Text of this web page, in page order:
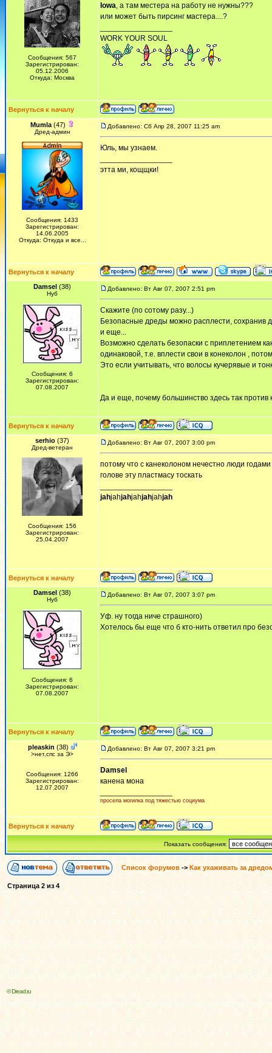
Сообщения: 567
Зарегистрирован:
05.12.2006
Откуда: Москва
Iowa, а там местера на работу не нужны???
или может быть пирсинг мастера....?
WORK YOUR SOUL
Вернуться к началу
Mumla (47)
Дред-админ
Сообщения: 1433
Зарегистрирован:
14.06.2005
Откуда: Откуда и все...
Добавлено: Сб Апр 28, 2007 11:25 am
Юль, мы узнаем.
этта ми, кощщки!
Вернуться к началу
Damsel (38)
Нуб
Сообщения: 6
Зарегистрирован:
07.08.2007
Добавлено: Вт Авг 07, 2007 2:51 pm
Скажите (по сотому разу...)
Безопасные дреды можно расплести, сохранив
и еще...
Возможно сделать безопаски с приплетением
одинаковой, т.е. вплести свои в конеколон ,
Это если учитывать, что волосы кучерявые и
Да и еще, почему большинство здесь так против
Вернуться к началу
serhio (37)
Дред-ветеран
Сообщения: 156
Зарегистрирован:
25.04.2007
Добавлено: Вт Авг 07, 2007 3:00 pm
потому что с канеколоном нечестно люди
голове эту пластмасу тоскать
jahjahjahjahjahjahjah
Вернуться к началу
Damsel (38)
Нуб
Сообщения: 6
Зарегистрирован:
07.08.2007
Добавлено: Вт Авг 07, 2007 3:07 pm
Уф. ну тогда ниче страшного)
Хотелось бы еще что б кто-нить ответил про
Вернуться к началу
pleaskin (38)
>нет,спс за Э>
Сообщения: 1266
Зарегистрирован:
12.07.2007
Добавлено: Вт Авг 07, 2007 3:21 pm
Damsel
канена мона
просела могилка под тяжестью социума
Вернуться к началу
Показать сообщения:
Список форумов -> Как ухаживать за
Страница 2из4
© Dread.ru